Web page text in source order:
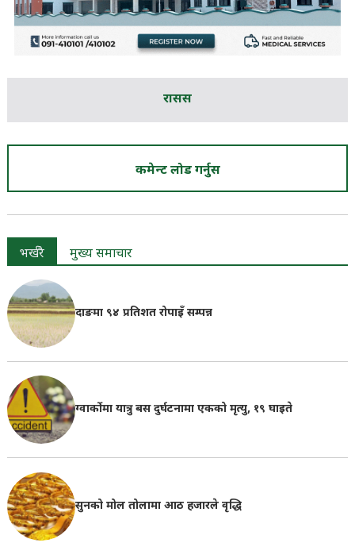
रासस
कमेन्ट लोड गर्नुस
भर्खरै मुख्य समाचार
दाङमा ९४ प्रतिशत रोपाइँ सम्पन्न
ग्वार्कोमा यात्रु बस दुर्घटनामा एकको मृत्यु, १९ घाइते
सुनको मोल तोलामा आठ हजारले वृद्धि